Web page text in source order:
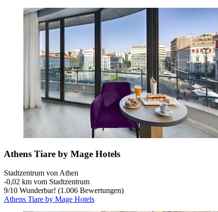
Athens Tiare by Mage Hotels
Stadtzentrum von Athen
‐0,02 km vom Stadtzentrum
9/10 Wunderbar! (1.006 Bewertungen)
Athens Tiare by Mage Hotels